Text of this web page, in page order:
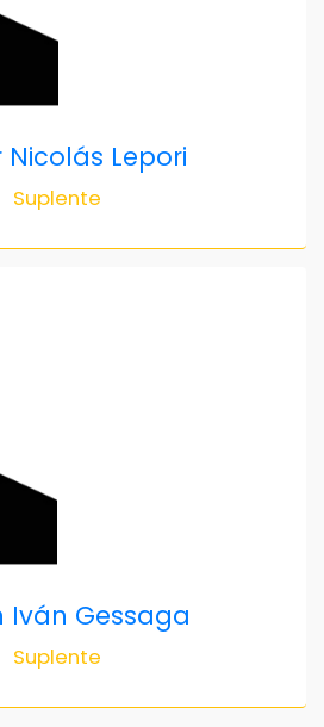
Nicolás Lepori
Suplente
Iván Gessaga
Suplente